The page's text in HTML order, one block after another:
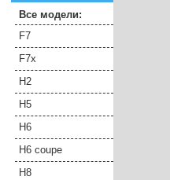
Все модели:
F7
F7x
H2
H5
H6
H6 coupe
H8